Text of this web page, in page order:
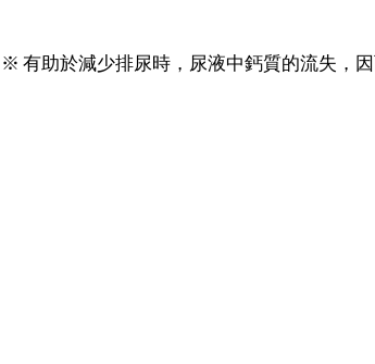
※ 有助於減少排尿時，尿液中鈣質的流失，因